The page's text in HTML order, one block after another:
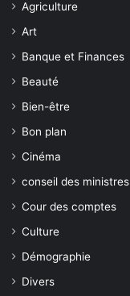
Agriculture
Art
Banque et Finances
Beauté
Bien-être
Bon plan
Cinéma
conseil des ministres
Cour des comptes
Culture
Démographie
Divers